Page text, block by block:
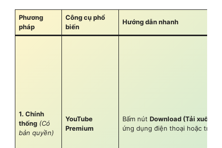
Phương
pháp
Công cụ phổ
biến
Hướng dẫn nhanh
1. Chính
thống (Có
bản quyền)
YouTube
Premium
Bấm nút Download (Tải xuống)
ứng dụng điện thoại hoặc trình